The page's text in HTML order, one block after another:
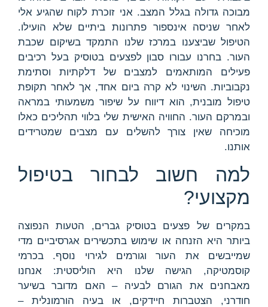
מבוכה גדולה בגלל המצב. אני זוכרת לקוח שהגיע אלי
לאחר שניסה אינספור פתרונות ביתיים שלא הועילו.
הטיפול שביצענו במרכז שלנו התמקד בשיקום שכבת
העור. בחרנו עבורו סבון לפצעים בטוסיק בעל רכיבים
פעילים המותאמים למצבים של דלקתיות וסתימת
נקבוביות. השינוי לא קרה ביום אחד, אך לאחר תקופת
טיפול מובנית, הוא דיווח על שיפור משמעותי במראה
ובמרקם העור. החוויה האישית שלי בלווי תהליכים כאלו
מוכיחה שאין צורך להשלים עם מצבים שמטרידים
אותנו.
למה חשוב לבחור בטיפול
מקצועי?
במקרים של פצעים בטוסיק גברים, הטעות הנפוצה
ביותר היא הזנחה או שימוש בתכשירים אגרסיביים מדי
שמייבשים את העור וגורמים לגירוי נוסף. בכרמי
קוסמטיקה, הגישה שלנו היא הוליסטית: אנחנו
מאבחנים את הגורם לבעיה – האם מדובר בשיער
חודרני, הצטברות חיידקים, או בעיה הורמונלית –